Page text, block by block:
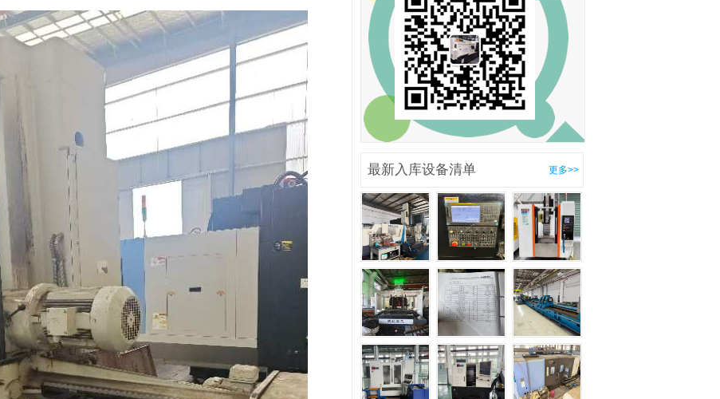
最新入库设备清单 更多>>